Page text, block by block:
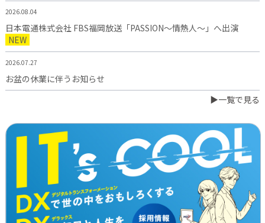
2026.08.04
日本電通株式会社 FBS福岡放送「PASSION～情熱人～」へ出演
NEW
2026.07.27
お盆の休業に伴うお知らせ
日本電通グループ、食品事業へ新たな挑戦 ～株式会社中野和一
郎商店をグループ会社化し食品製造事業を開始～
2026.06.16
新卒10期生 辞令交付式を行いました
▶一覧で見る